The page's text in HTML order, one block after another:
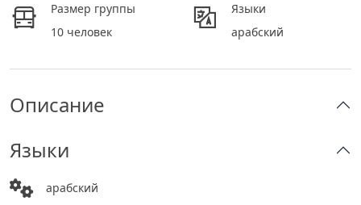
Размер группы
10 человек
Языки
арабский
Описание
Языки
арабский